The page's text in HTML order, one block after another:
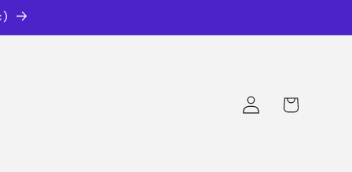
ConnexionPanier